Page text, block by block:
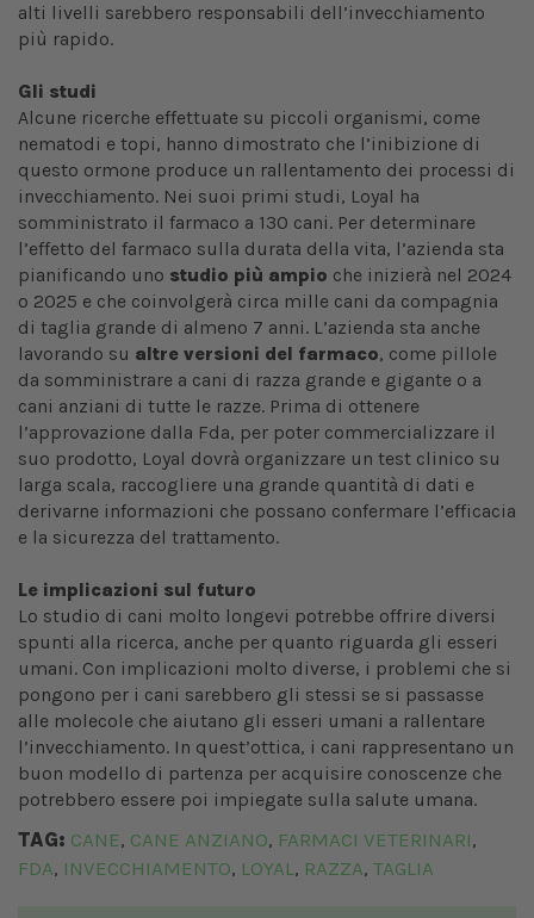
alti livelli sarebbero responsabili dell’invecchiamento
più rapido.
Gli studi
Alcune ricerche effettuate su piccoli organismi, come
nematodi e topi, hanno dimostrato che l’inibizione di
questo ormone produce un rallentamento dei processi di
invecchiamento. Nei suoi primi studi, Loyal ha
somministrato il farmaco a 130 cani. Per determinare
l’effetto del farmaco sulla durata della vita, l’azienda sta
pianificando uno studio più ampio che inizierà nel 2024
o 2025 e che coinvolgerà circa mille cani da compagnia
di taglia grande di almeno 7 anni. L’azienda sta anche
lavorando su altre versioni del farmaco, come pillole
da somministrare a cani di razza grande e gigante o a
cani anziani di tutte le razze. Prima di ottenere
l’approvazione dalla Fda, per poter commercializzare il
suo prodotto, Loyal dovrà organizzare un test clinico su
larga scala, raccogliere una grande quantità di dati e
derivarne informazioni che possano confermare l’efficacia
e la sicurezza del trattamento.
Le implicazioni sul futuro
Lo studio di cani molto longevi potrebbe offrire diversi
spunti alla ricerca, anche per quanto riguarda gli esseri
umani. Con implicazioni molto diverse, i problemi che si
pongono per i cani sarebbero gli stessi se si passasse
alle molecole che aiutano gli esseri umani a rallentare
l’invecchiamento. In quest’ottica, i cani rappresentano un
buon modello di partenza per acquisire conoscenze che
potrebbero essere poi impiegate sulla salute umana.
TAG: CANE, CANE ANZIANO, FARMACI VETERINARI,
FDA, INVECCHIAMENTO, LOYAL, RAZZA, TAGLIA